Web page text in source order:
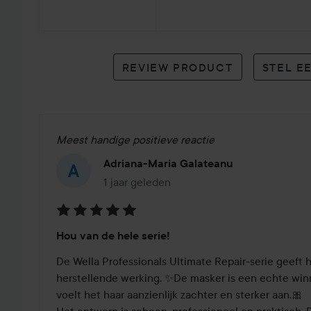
reviews
REVIEW PRODUCT STEL
Meest handige positieve reactie
Adriana-Maria Galateanu
1 jaar geleden
Het bericht is gemaakt 1 jaar geleden
5
van
de
5
Hou van de hele serie!
De Wella Professionals Ultimate Repair-serie geeft
herstellende werking. ✨De masker is een echte
voelt het haar aanzienlijk zachter en sterker aan.🎀